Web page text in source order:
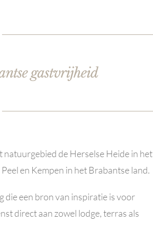
gastvrijheid
natuurgebied de Herselse Heide in het
en Kempen in het Brabantse land.
die een bron van inspiratie is voor
direct aan zowel lodge, terras als